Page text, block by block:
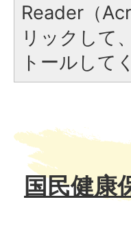
Reader（
リックして
トールして
国民健康